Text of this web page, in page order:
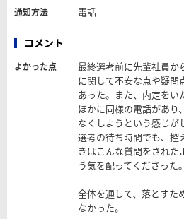
通知方法 電話
コメント
よかった点
最終選考前に先輩社員か
に関して不安な点や疑問
あった。また、内定をい
ほかに同様の電話があり
なくしようという感じが
選考の待ち時間でも、控
きはこんな質問をされた
う気を配ってくださった。
全体を通して、落とすた
なかった。